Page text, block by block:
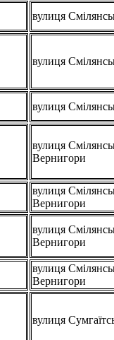
вулиця
вулиця
вулиця
вулиця
Вернигори
вулиця
Вернигори
вулиця
Вернигори
вулиця
Вернигори
вулиця